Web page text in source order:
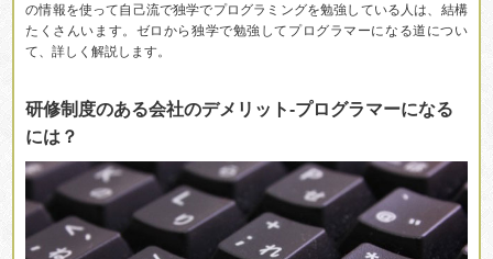
の情報を使って自己流で独学でプログラミングを勉強している人は、結構
たくさんいます。ゼロから独学で勉強してプログラマーになる道につい
て、詳しく解説します。
研修制度のある会社のデメリット-プログラマーになる
には？